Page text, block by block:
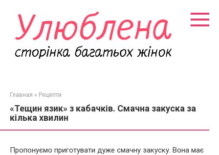
контенту
Главная » Рецепти
«Тещин язик» з кабачків. Смачна закуска за
кілька хвилин
Пропонуємо приготувати дуже смачну закуску. Вона має